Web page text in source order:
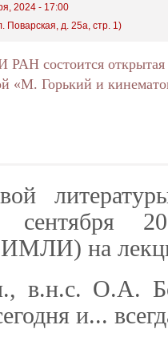
2024 - 17:00
д. 25а, стр. 1)
состоится открытая
«М. Горький и
ИМЛИ) на
в.н.с. О.А.
и...